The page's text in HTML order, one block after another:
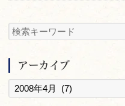
アーカイブ